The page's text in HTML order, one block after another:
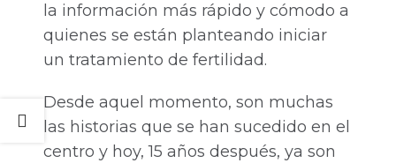
la información más rápido y cómodo a
quienes se están planteando iniciar
un tratamiento de fertilidad.
Desde aquel momento, son muchas
las historias que se han sucedido en el
centro y hoy, 15 años después, ya son